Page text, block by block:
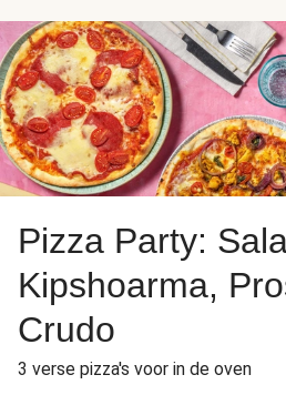
Pizza Party:
Kipshoarma,
Crudo
3 verse pizza's voor in de oven